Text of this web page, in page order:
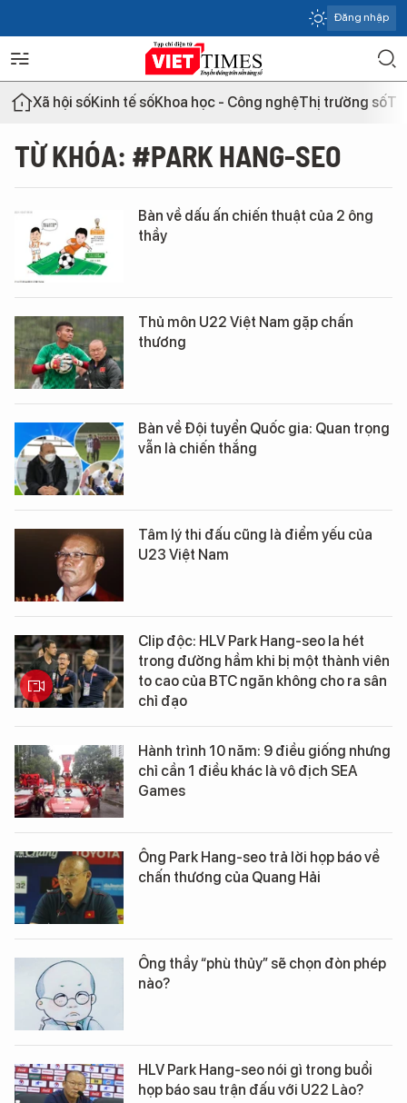
Đăng nhập
Xã hội sốKinh tế sốKhoa học - Công nghệThị trường số
TỪ KHÓA: #PARK HANG-SEO
Bàn về dấu ấn chiến thuật của 2 ông
thầy
Thủ môn U22 Việt Nam gặp chấn
thương
Bàn về Đội tuyển Quốc gia: Quan trọng
vẫn là chiến thắng
Tâm lý thi đấu cũng là điểm yếu của
U23 Việt Nam
Clip độc: HLV Park Hang-seo la hét
trong đường hầm khi bị một thành viên
to cao của BTC ngăn không cho ra sân
chỉ đạo
Hành trình 10 năm: 9 điều giống nhưng
chỉ cần 1 điều khác là vô địch SEA
Games
Ông Park Hang-seo trả lời họp báo về
chấn thương của Quang Hải
Ông thầy “phù thủy” sẽ chọn đòn phép
nào?
HLV Park Hang-seo nói gì trong buổi
họp báo sau trận đấu với U22 Lào?